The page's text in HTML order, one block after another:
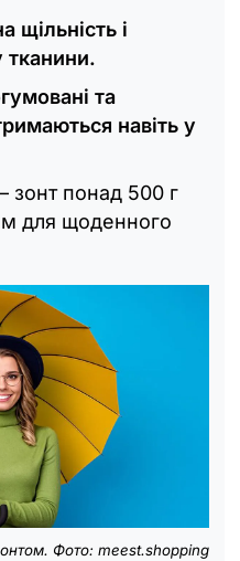
щільність і
тканини.
та
навіть у
зонт понад 500 г
для щоденного
Фото: meest.shopping